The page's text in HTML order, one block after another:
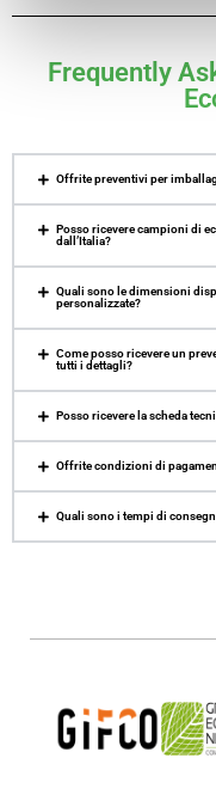
Frequently
Offrite preventivi per
Posso ricevere campioni di
dall’Italia?
Quali sono le dimensioni
personalizzate?
Come posso ricevere un
tutti i dettagli?
Posso ricevere la scheda
Offrite condizioni di
Quali sono i tempi di